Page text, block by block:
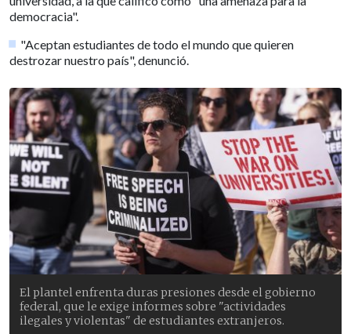
democracia".
"Aceptan estudiantes de todo el mundo que quieren
destrozar nuestro país", denunció.
El plantel enfrenta duras presiones desde el gobierno
federal, que le exige informes sobre "actividades
ilegales y violentas" de estudiantes extranjeros.